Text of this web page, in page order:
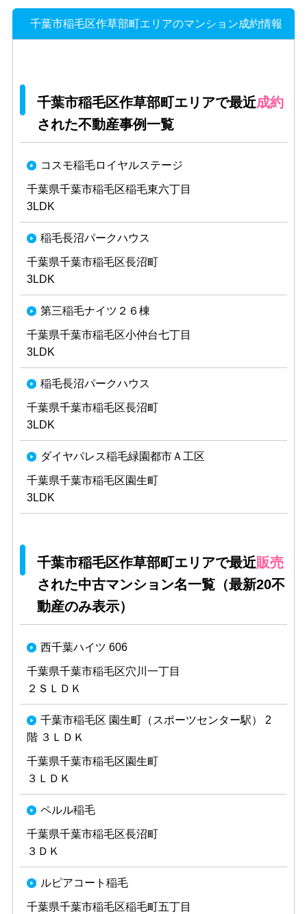
千葉市稲毛区作草部町エリアのマンション成約情報
千葉市稲毛区作草部町エリアで最近成約
された不動産事例一覧
コスモ稲毛ロイヤルステージ
千葉県千葉市稲毛区稲毛東六丁目
3LDK
稲毛長沼パークハウス
千葉県千葉市稲毛区長沼町
3LDK
第三稲毛ナイツ２６棟
千葉県千葉市稲毛区小仲台七丁目
3LDK
稲毛長沼パークハウス
千葉県千葉市稲毛区長沼町
3LDK
ダイヤパレス稲毛緑園都市Ａ工区
千葉県千葉市稲毛区園生町
3LDK
千葉市稲毛区作草部町エリアで最近販売
された中古マンション名一覧（最新20不
動産のみ表示）
西千葉ハイツ 606
千葉県千葉市稲毛区穴川一丁目
２ＳＬＤＫ
千葉市稲毛区 園生町（スポーツセンター駅） 2
階 ３ＬＤＫ
千葉県千葉市稲毛区園生町
３ＬＤＫ
ペルル稲毛
千葉県千葉市稲毛区長沼町
３ＤＫ
ルピアコート稲毛
千葉県千葉市稲毛区稲毛町五丁目